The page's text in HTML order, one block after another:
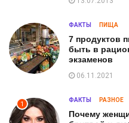
ФАКТЫ ПИЩА
7 продуктов
быть в
экзаменов
06.11.2021
1
ФАКТЫ РАЗНОЕ
Почему